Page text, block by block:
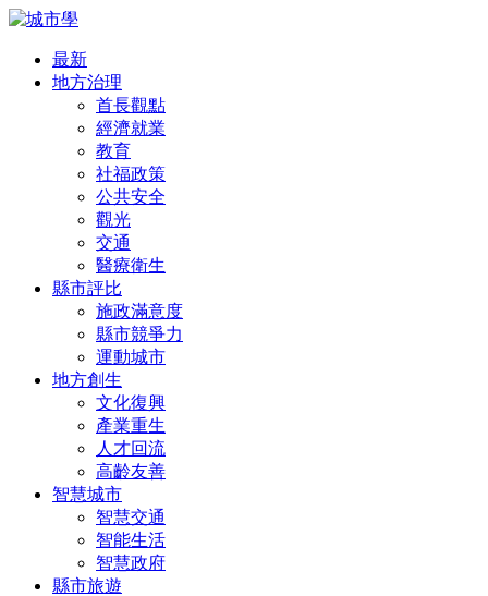
最新
地方治理
首長觀點
經濟就業
教育
社福政策
公共安全
觀光
交通
醫療衛生
縣市評比
施政滿意度
縣市競爭力
運動城市
地方創生
文化復興
產業重生
人才回流
高齡友善
智慧城市
智慧交通
智能生活
智慧政府
縣市旅遊